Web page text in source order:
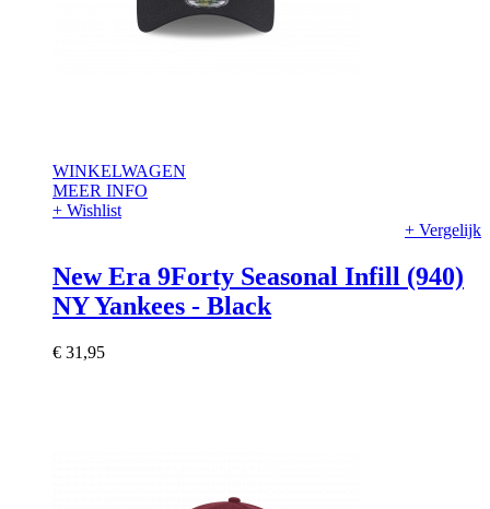
WINKELWAGEN
MEER INFO
+ Wishlist
+ Vergelijk
New Era 9Forty Seasonal Infill (940)
NY Yankees - Black
€ 31,95